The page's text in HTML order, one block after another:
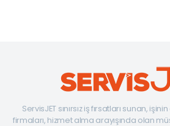
ServisJET sınırsız iş fırsatları sunan,
firmaları, hizmet alma arayışında olan